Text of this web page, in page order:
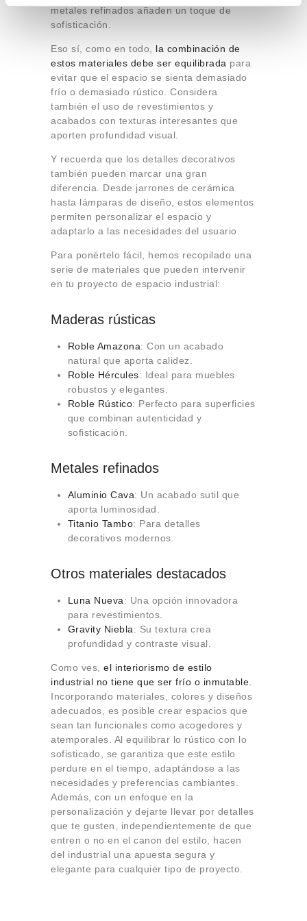
i
metales refinados añaden un toque de
sofisticación.
Eso sí, como en todo, la combinación de
estos materiales debe ser equilibrada para
evitar que el espacio se sienta demasiado
frío o demasiado rústico. Considera
también el uso de revestimientos y
acabados con texturas interesantes que
aporten profundidad visual.
Y recuerda que los detalles decorativos
también pueden marcar una gran
diferencia. Desde jarrones de cerámica
hasta lámparas de diseño, estos elementos
permiten personalizar el espacio y
adaptarlo a las necesidades del usuario.
Para ponértelo fácil, hemos recopilado una
serie de materiales que pueden intervenir
en tu proyecto de espacio industrial:
Maderas rústicas
Roble Amazona: Con un acabado
natural que aporta calidez.
Roble Hércules: Ideal para muebles
robustos y elegantes.
Roble Rústico: Perfecto para superficies
que combinan autenticidad y
sofisticación.
Metales refinados
Aluminio Cava: Un acabado sutil que
aporta luminosidad.
Titanio Tambo: Para detalles
decorativos modernos.
Otros materiales destacados
Luna Nueva: Una opción innovadora
para revestimientos.
Gravity Niebla: Su textura crea
profundidad y contraste visual.
Como ves, el interiorismo de estilo
industrial no tiene que ser frío o inmutable.
Incorporando materiales, colores y diseños
adecuados, es posible crear espacios que
sean tan funcionales como acogedores y
atemporales. Al equilibrar lo rústico con lo
sofisticado, se garantiza que este estilo
perdure en el tiempo, adaptándose a las
necesidades y preferencias cambiantes.
Además, con un enfoque en la
personalización y dejarte llevar por detalles
que te gusten, independientemente de que
entren o no en el canon del estilo, hacen
del industrial una apuesta segura y
elegante para cualquier tipo de proyecto.